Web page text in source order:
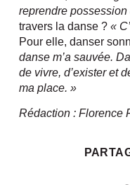
reprendre possession
travers la danse ? «
Pour elle, danser
danse m’a sauvée.
de vivre, d’exister et
ma place. »
Rédaction : Florence